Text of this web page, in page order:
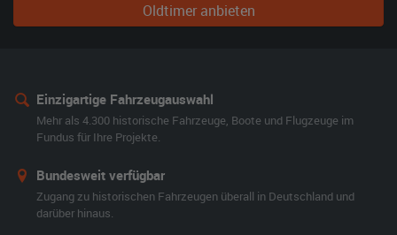
Oldtimer anbieten
Einzigartige Fahrzeugauswahl
Mehr als 4.300 historische Fahrzeuge, Boote und Flugzeuge im
Fundus für Ihre Projekte.
Bundesweit verfügbar
Zugang zu historischen Fahrzeugen überall in Deutschland und
darüber hinaus.